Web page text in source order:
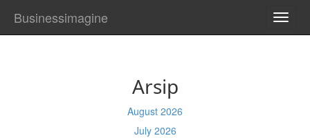
Businessimagine
Arsip
August 2026
July 2026